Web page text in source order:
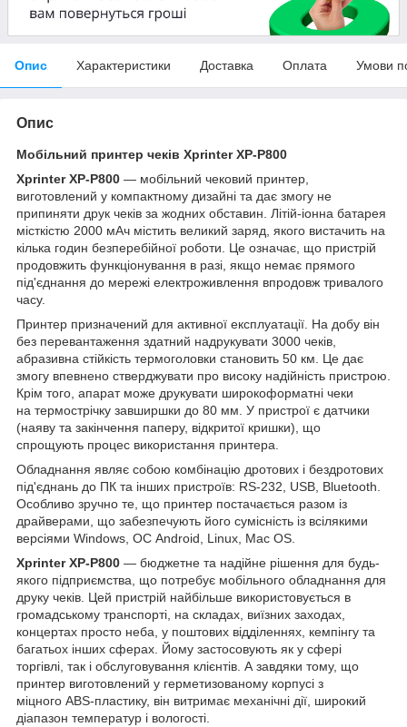
Опис Характеристики Доставка Оплата Умови
Опис
Мобільний принтер чеків Xprinter XP-P800
Xprinter XP-P800 — мобільний чековий принтер,
виготовлений у компактному дизайні та дає змогу не
припиняти друк чеків за жодних обставин. Літій-іонна батарея
місткістю 2000 мАч містить великий заряд, якого вистачить на
кілька годин безперебійної роботи. Це означає, що пристрій
продовжить функціонування в разі, якщо немає прямого
під'єднання до мережі електроживлення впродовж тривалого
часу.
Принтер призначений для активної експлуатації. На добу він
без перевантаження здатний надрукувати 3000 чеків,
абразивна стійкість термоголовки становить 50 км. Це дає
змогу впевнено стверджувати про високу надійність пристрою.
Крім того, апарат може друкувати широкоформатні чеки
на термострічку завширшки до 80 мм. У пристрої є датчики
(наяву та закінчення паперу, відкритої кришки), що
спрощують процес використання принтера.
Обладнання являє собою комбінацію дротових і бездротових
під'єднань до ПК та інших пристроїв: RS-232, USB, Bluetooth.
Особливо зручно те, що принтер постачається разом із
драйверами, що забезпечують його сумісність із всілякими
версіями Windows, ОС Android, Linux, Mac OS.
Xprinter XP-P800 — бюджетне та надійне рішення для будь-
якого підприємства, що потребує мобільного обладнання для
друку чеків. Цей пристрій найбільше використовується в
громадському транспорті, на складах, виїзних заходах,
концертах просто неба, у поштових відділеннях, кемпінгу та
багатьох інших сферах. Йому застосовують як у сфері
торгівлі, так і обслуговування клієнтів. А завдяки тому, що
принтер виготовлений у герметизованому корпусі з
міцного ABS-пластику, він витримає механічні дії, широкий
діапазон температур і вологості.